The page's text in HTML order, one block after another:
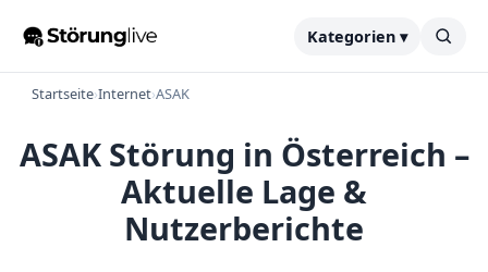
Kategorien ▾
Startseite›Internet›ASAK
ASAK Störung in Österreich –
Aktuelle Lage &
Nutzerberichte